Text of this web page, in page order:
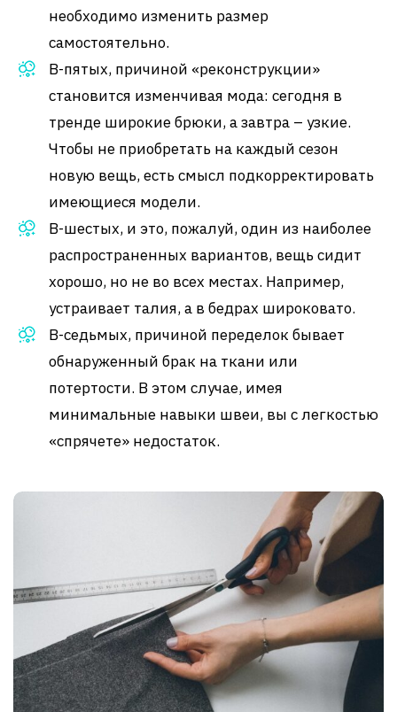
необходимо изменить размер
самостоятельно.
В-пятых, причиной «реконструкции»
становится изменчивая мода: сегодня в
тренде широкие брюки, а завтра – узкие.
Чтобы не приобретать на каждый сезон
новую вещь, есть смысл подкорректировать
имеющиеся модели.
В-шестых, и это, пожалуй, один из наиболее
распространенных вариантов, вещь сидит
хорошо, но не во всех местах. Например,
устраивает талия, а в бедрах широковато.
В-седьмых, причиной переделок бывает
обнаруженный брак на ткани или
потертости. В этом случае, имея
минимальные навыки швеи, вы с легкостью
«спрячете» недостаток.